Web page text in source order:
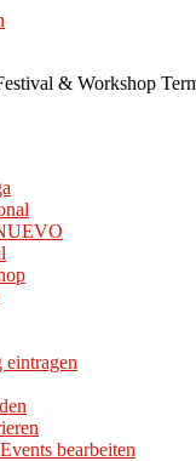
& Workshop
eintragen
bearbeiten